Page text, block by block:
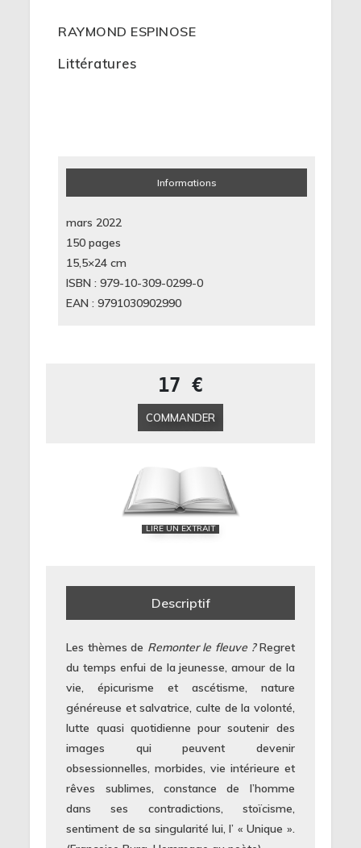
RAYMOND ESPINOSE
Littératures
Informations
mars 2022
150 pages
15,5×24 cm
ISBN : 979-10-309-0299-0
EAN : 9791030902990
17 €
COMMANDER
LIRE UN EXTRAIT
Descriptif
Les thèmes de Remonter le fleuve?Regret
du temps enfui de la jeunesse, amour de la
vie, épicurisme et ascétisme, nature
généreuse et salvatrice, culte de la volonté,
lutte quasi quotidienne pour soutenir des
images qui peuvent devenir
obsessionnelles, morbides, vie intérieure et
rêves sublimes, constance de l’homme
dans ses contradictions, stoïcisme,
sentiment de sa singularité lui, l’ « Unique ».